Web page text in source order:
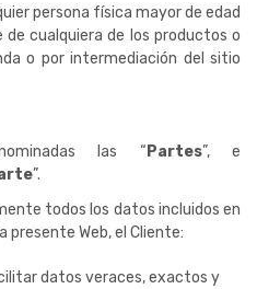
persona física mayor de edad
cualquiera de los productos o
o por intermediación del sitio
las “ Partes”, e
”.
todos los datos incluidos en
presente Web, el Cliente:
datos veraces, exactos y